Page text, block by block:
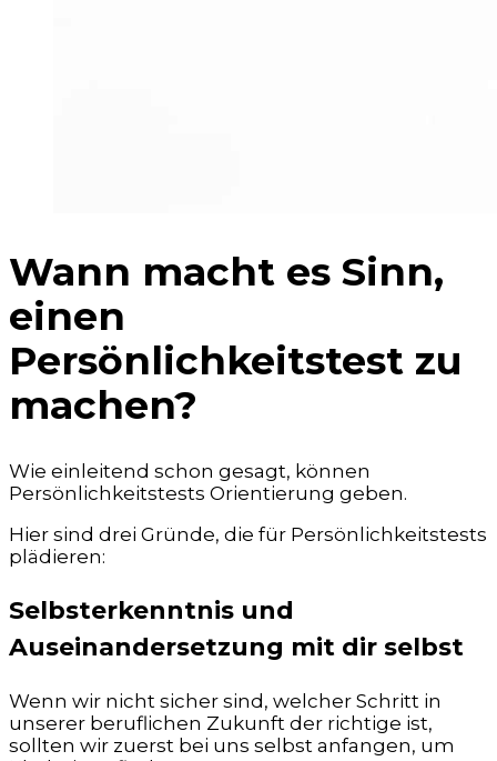
Wann macht es Sinn,
einen
Persönlichkeitstest zu
machen?
Wie einleitend schon gesagt, können
Persönlichkeitstests Orientierung geben.
Hier sind drei Gründe, die für Persönlichkeitstests
plädieren:
Selbsterkenntnis und
Auseinandersetzung mit dir selbst
Wenn wir nicht sicher sind, welcher Schritt in
unserer beruflichen Zukunft der richtige ist,
sollten wir zuerst bei uns selbst anfangen, um